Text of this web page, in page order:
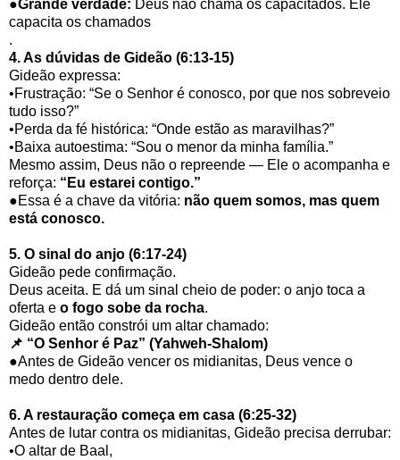
●Grande verdade: Deus não chama os capacitados. Ele
capacita os chamados
.
4. As dúvidas de Gideão (6:13-15)
Gideão expressa:
•Frustração: “Se o Senhor é conosco, por que nos sobreveio
tudo isso?”
•Perda da fé histórica: “Onde estão as maravilhas?”
•Baixa autoestima: “Sou o menor da minha família.”
Mesmo assim, Deus não o repreende — Ele o acompanha e
reforça: “Eu estarei contigo.”
●Essa é a chave da vitória: não quem somos, mas quem
está conosco.
5. O sinal do anjo (6:17-24)
Gideão pede confirmação.
Deus aceita. E dá um sinal cheio de poder: o anjo toca a
oferta e o fogo sobe da rocha.
Gideão então constrói um altar chamado:
📌 “O Senhor é Paz” (Yahweh-Shalom)
●Antes de Gideão vencer os midianitas, Deus vence o
medo dentro dele.
6. A restauração começa em casa (6:25-32)
Antes de lutar contra os midianitas, Gideão precisa derrubar:
•O altar de Baal,